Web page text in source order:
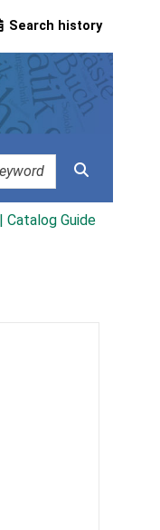
Search history
Catalog Guide